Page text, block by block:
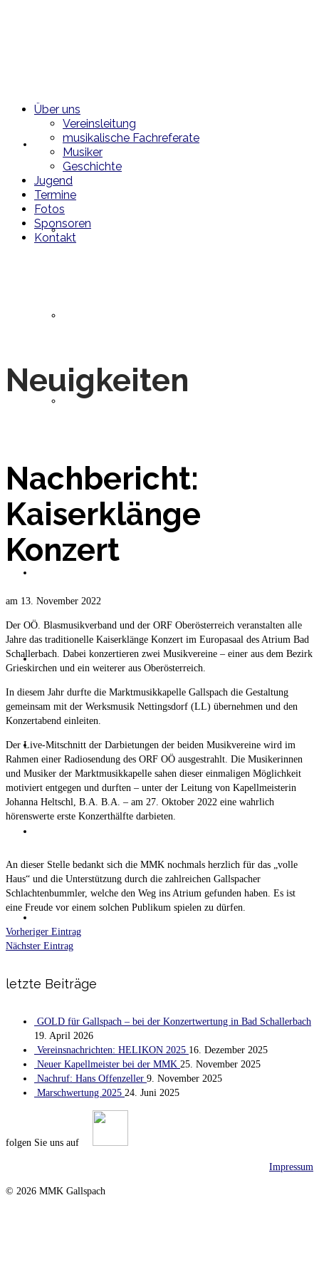
Über uns
Vereinsleitung
Musiker
Geschichte
Termine
Fotos
Über uns
Vereinsleitung
musikalische Fachreferate
Musiker
Geschichte
Jugend
Termine
Fotos
Sponsoren
Kontakt
Neuigkeiten
Nachbericht:
Kaiserklänge
Konzert
am 13. November 2022
Der OÖ. Blasmusikverband und der ORF Oberösterreich veranstalten alle
Jahre das traditionelle Kaiserklänge Konzert im Europasaal des Atrium Bad
Schallerbach. Dabei konzertieren zwei Musikvereine – einer aus dem Bezirk
Grieskirchen und ein weiterer aus Oberösterreich.
In diesem Jahr durfte die Marktmusikkapelle Gallspach die Gestaltung
gemeinsam mit der Werksmusik Nettingsdorf (LL) übernehmen und den
Konzertabend einleiten.
Der Live-Mitschnitt der Darbietungen der beiden Musikvereine wird im
Rahmen einer Radiosendung des ORF OÖ ausgestrahlt. Die Musikerinnen
und Musiker der Marktmusikkapelle sahen dieser einmaligen Möglichkeit
motiviert entgegen und durften – unter der Leitung von Kapellmeisterin
Johanna Heltschl, B.A. B.A. – am 27. Oktober 2022 eine wahrlich
hörenswerte erste Konzerthälfte darbieten.
An dieser Stelle bedankt sich die MMK nochmals herzlich für das „volle
Haus“ und die Unterstützung durch die zahlreichen Gallspacher
Schlachtenbummler, welche den Weg ins Atrium gefunden haben. Es ist
eine Freude vor einem solchen Publikum spielen zu dürfen.
Vorheriger Eintrag
Nächster Eintrag
letzte Beiträge
GOLD für Gallspach – bei der Konzertwertung in Bad Schallerbach
19. April 2026
Vereinsnachrichten: HELIKON 2025 16. Dezember 2025
Neuer Kapellmeister bei der MMK 25. November 2025
Nachruf: Hans Offenzeller 9. November 2025
Marschwertung 2025 24. Juni 2025
folgen Sie uns auf
Impressum
© 2026 MMK Gallspach